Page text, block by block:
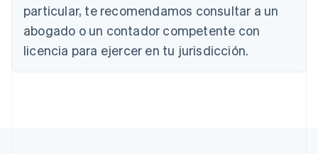
particular, te recomendamos consultar a un
abogado o un contador competente con
licencia para ejercer en tu jurisdicción.
Português English
Bulgaria
English
Canadá
EnglishFrançais